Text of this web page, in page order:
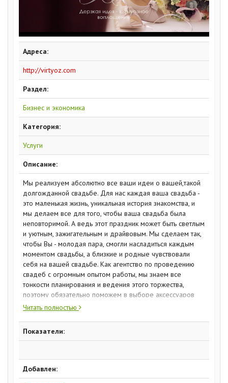
Адреса:
http://virtyoz.com
Раздел:
Бизнес и экономика
Категория:
Услуги
Описание:
Мы реализуем абсолютно все ваши идеи о вашей,такой
долгожданной свадьбе. Для нас каждая ваша свадьба -
это маленькая жизнь, уникальная история знакомства, и
мы делаем все для того, чтобы ваша свадьба была
неповторимой. А ведь этот праздник может быть светлым
и уютным, зажигательным и драйвовым. Мы сделаем так,
чтобы Вы - молодая пара, смогли насладиться каждым
моментом свадьбы, а близкие и родные чувствовали
себя на вашей свадьбе. Как агентство по проведению
свадеб с огромным опытом работы, мы знаем все
тонкости планирования и ведения этого торжества,
поэтому обязательно поможем в выборе аксессуаров
для невесты, кафе или банкетного зала, декора
Читать полностью
Показатели:
Добавлен: